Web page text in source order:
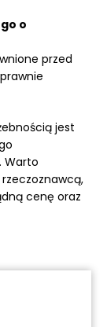
o
przed
jest
Warto
cenę oraz